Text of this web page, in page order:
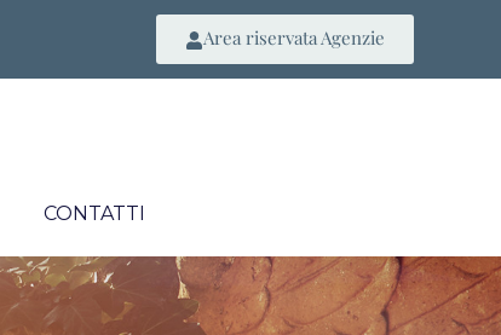
Area riservata Agenzie
CONTATTI